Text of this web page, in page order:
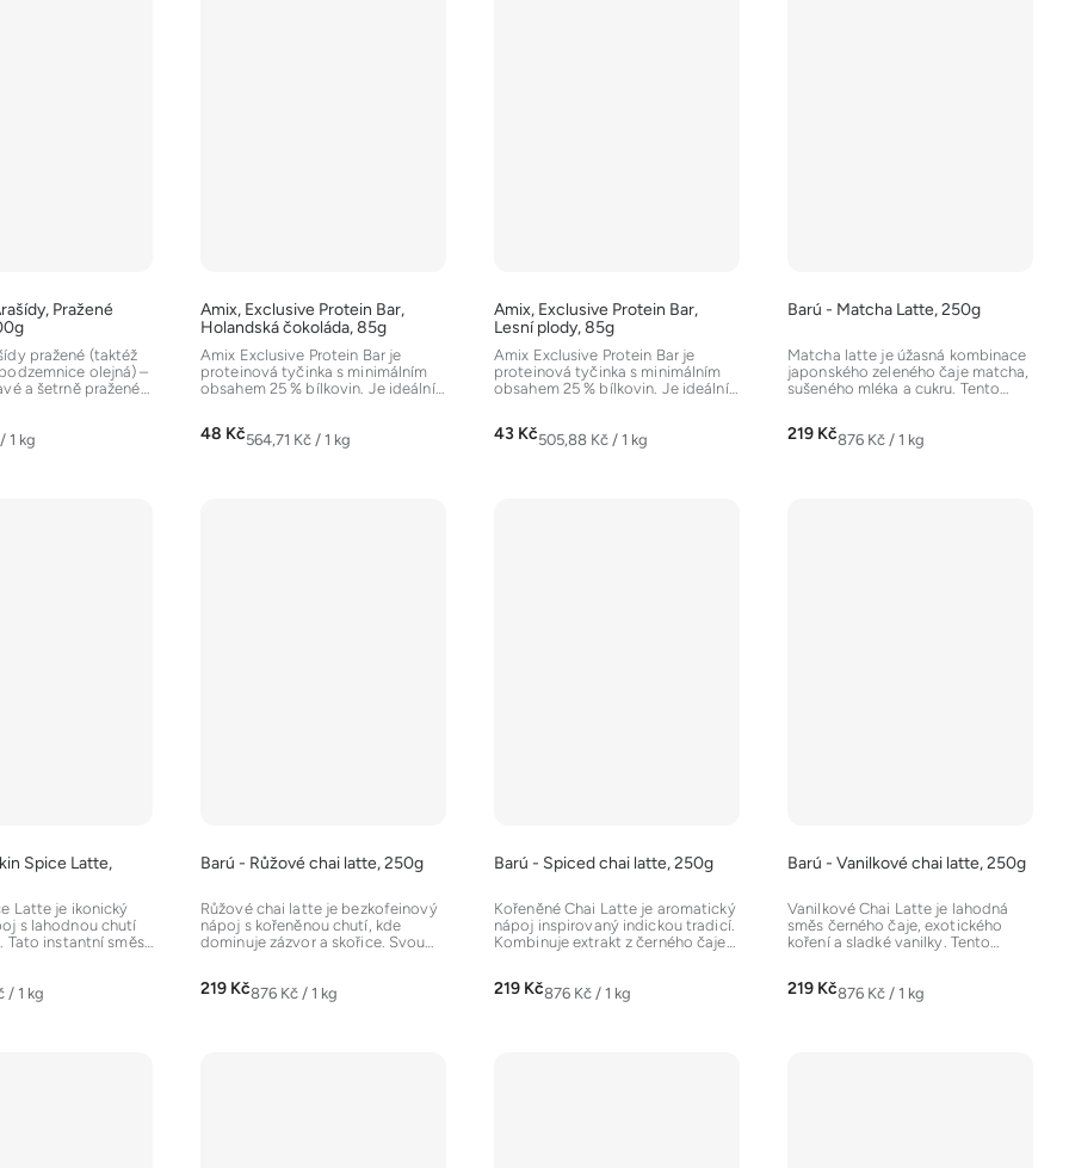
Pražené
1 kg
pražené (taktéž
olejná) –
a šetrně pražené
Amix, Exclusive Protein Bar,
Holandská čokoláda, 85g
48 KčMěrná
564,71 Kč / 1 kg
Amix Exclusive Protein Bar je
proteinová tyčinka s minimálním
obsahem 25 % bílkovin. Je ideální
Amix, Exclusive Protein Bar,
Lesní plody, 85g
43 KčMěrná
505,88 Kč / 1 kg
Amix Exclusive Protein Bar je
proteinová tyčinka s minimálním
obsahem 25 % bílkovin. Je ideální
Barú - Matcha Latte, 250g
219 KčMěrná
876 Kč / 1 kg
Matcha latte je úžasná kombinace
japonského zeleného čaje matcha,
sušeného mléka a cukru. Tento
Spice Latte,
/ 1 kg
Latte je ikonický
s lahodnou chutí
Tato instantní směs
Barú - Růžové chai latte, 250g
219 KčMěrná
876 Kč / 1 kg
Růžové chai latte je bezkofeinový
nápoj s kořeněnou chutí, kde
dominuje zázvor a skořice. Svou
Barú - Spiced chai latte, 250g
219 KčMěrná
876 Kč / 1 kg
Kořeněné Chai Latte je aromatický
nápoj inspirovaný indickou tradicí.
Kombinuje extrakt z černého čaje
Barú - Vanilkové chai latte, 250g
219 KčMěrná
876 Kč / 1 kg
Vanilkové Chai Latte je lahodná
směs černého čaje, exotického
koření a sladké vanilky. Tento